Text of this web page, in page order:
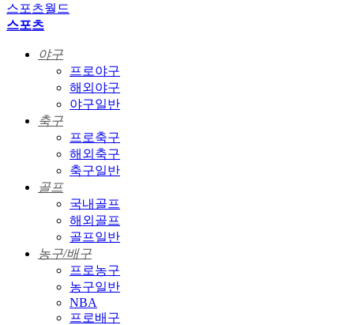
스포츠월드
스포츠
야구
프로야구
해외야구
야구일반
축구
프로축구
해외축구
축구일반
골프
국내골프
해외골프
골프일반
농구/배구
프로농구
농구일반
NBA
프로배구